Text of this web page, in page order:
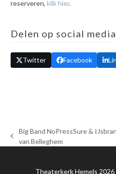
reserveren,klik hier.
Delen op social media
Twitter Facebook
previous
Big Band NoPressSure &
van Belleghem
Theaterkerk Hemels